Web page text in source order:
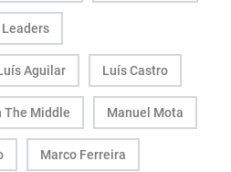
Leaders
Aguilar Luís Castro
The Middle Manuel Mota
Marco Ferreira